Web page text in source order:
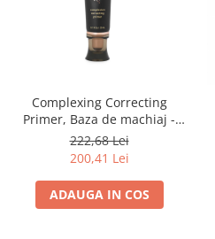
Complexing Correcting
Primer, Baza de machiaj -
20ml
222,68 Lei
200,41 Lei
ADAUGA IN COS